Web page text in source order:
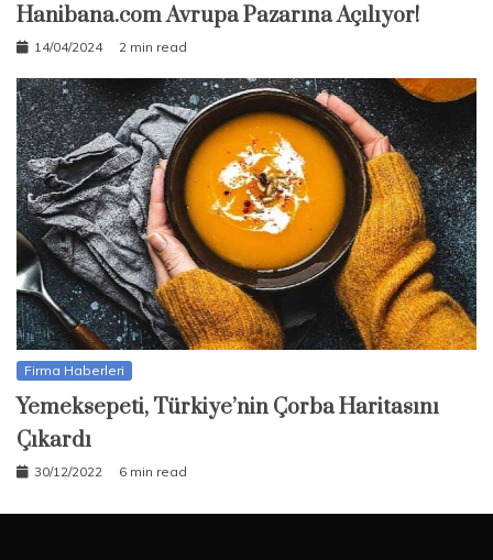
Hanibana.com Avrupa Pazarına Açılıyor!
14/04/2024 2 min read
Firma Haberleri
Yemeksepeti, Türkiye’nin Çorba Haritasını
Çıkardı
30/12/2022 6 min read